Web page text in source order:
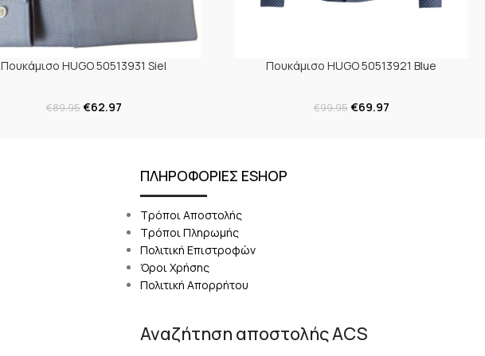
Πουκάμισο HUGO 50513931 Siel
€89.95 €62.97
Πουκάμισο HUGO 50513921 Blue
€99.95 €69.97
ΠΛΗΡΟΦΟΡΙΕΣ ESHOP
Τρόποι Αποστολής
Τρόποι Πληρωμής
Πολιτική Επιστροφών
Όροι Χρήσης
Πολιτική Απορρήτου
Αναζήτηση αποστολής ACS